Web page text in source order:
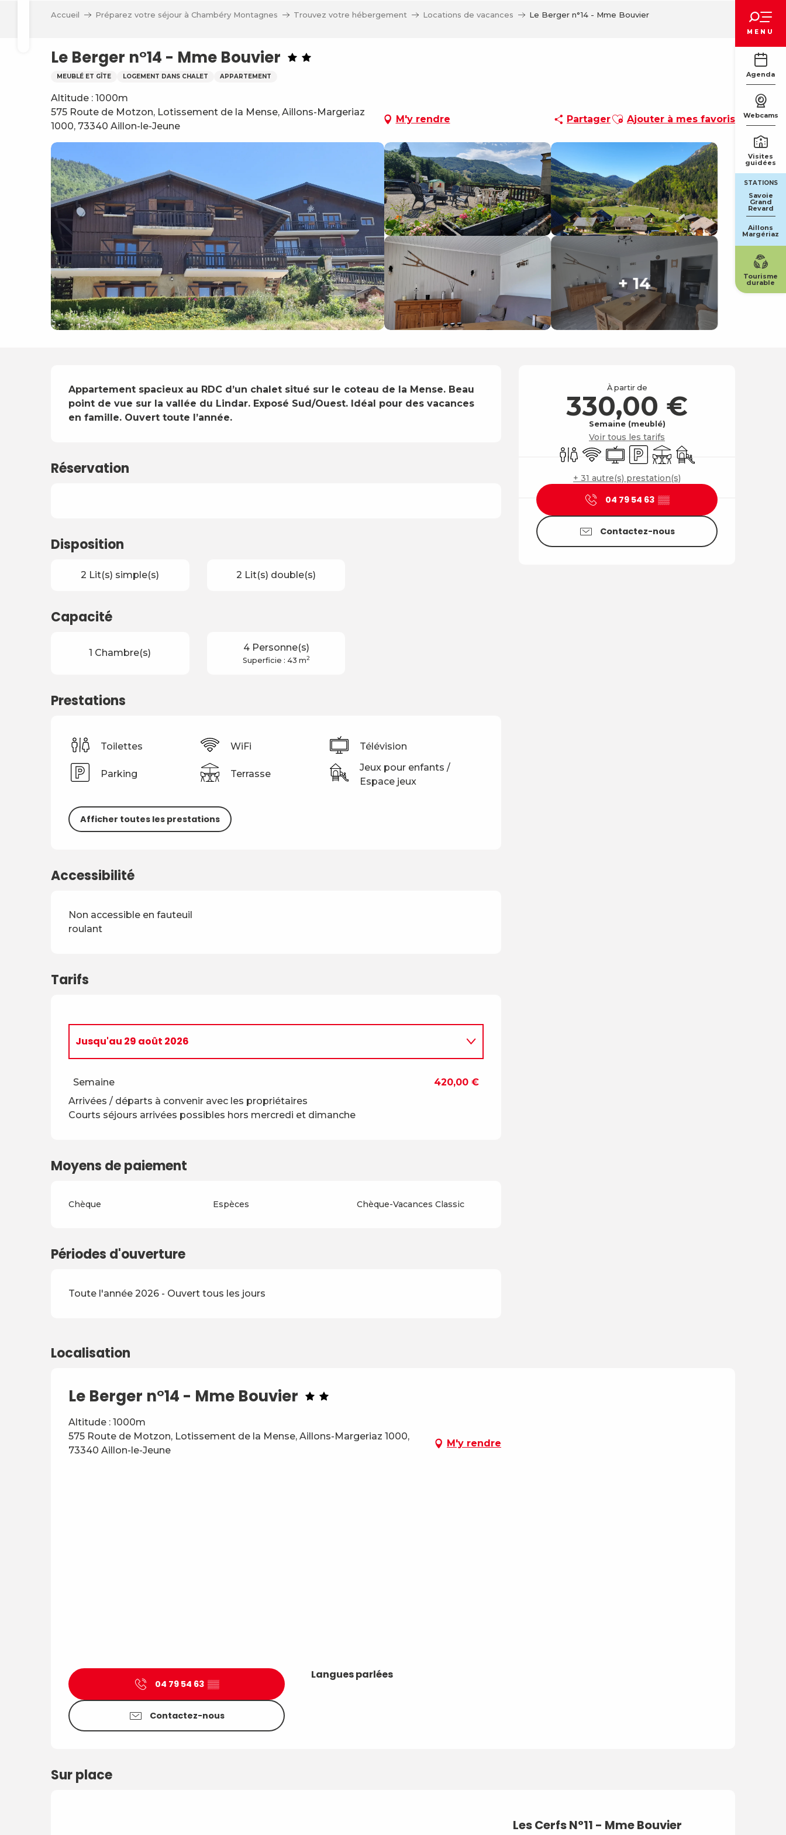
MENU
Agenda
Webcams
Visites
guidées
STATIONS
Savoie
Grand
Revard
Aillons
Margériaz
Tourisme
durable
Accueil Préparez votre séjour à Chambéry Montagnes Trouvez votre hébergement Locations de vacances Le Berger n°14 - Mme Bouvier
Le Berger n°14 - Mme Bouvier
MEUBLÉ ET GÎTE LOGEMENT DANS CHALET APPARTEMENT
Altitude : 1000m
575 Route de Motzon, Lotissement de la Mense, Aillons-Margeriaz
1000, 73340 Aillon-le-Jeune
M'y rendre PartagerAjouter aux favoris
Ajouter à mes favoris
+ 14
Ouverture et
À partir de
330,00 €
Semaine (meublé)
Voir tous les tarifs
Toilettes
WiFi Télévision
ParkingTerrasseJeux pour enfants /
+ 31 autre(s) prestation(s)
04 79 54 63 ▒▒
Contactez-nous
Description
Appartement spacieux au RDC d’un chalet situé sur le coteau de la Mense. Beau
point de vue sur la vallée du Lindar. Exposé Sud/Ouest. Idéal pour des vacances
en famille. Ouvert toute l’année.
Réservation
Disposition
2 Lit(s) simple(s) 2 Lit(s) double(s)
Capacité
1 Chambre(s) 4 Personne(s)
Superficie : 43 m2
Prestations
Toilettes WiFi Télévision
Parking Terrasse
Jeux pour enfants /
Espace jeux
Afficher toutes les prestations
Accessibilité
Non accessible en fauteuil
roulant
Tarifs
Du 5 avril 2026
Jusqu'au 29 août 2026
30 août 2026 au 18 décembre 2026
4 avril 2027
Du3 juillet 2027 28 août 2027
29 août 2027
Semaine
420,00 €
Arrivées / départs à convenir avec les propriétaires
Courts séjours arrivées possibles hors mercredi et dimanche
Moyens de paiement
Chèque Espèces Chèque-Vacances Classic
Périodes d'ouverture
Toute l'année 2026 - Ouvert tous les jours
Localisation
Le Berger n°14 - Mme Bouvier
Altitude : 1000m
575 Route de Motzon, Lotissement de la Mense, Aillons-Margeriaz 1000,
73340 Aillon-le-Jeune
M'y rendre
04 79 54 63 ▒▒
Contactez-nous
Langues parlées
Langues parlées
Sur place
Les Cerfs N°11 - Mme Bouvier